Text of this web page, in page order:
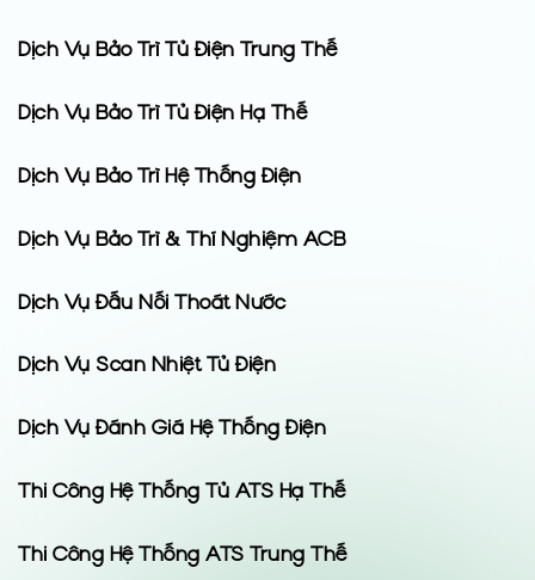
Dịch Vụ Bảo Trì Tủ Điện Trung Thế
Dịch Vụ Bảo Trì Tủ Điện Hạ Thế
Dịch Vụ Bảo Trì Hệ Thống Điện
Dịch Vụ Bảo Trì & Thí Nghiệm ACB
Dịch Vụ Đấu Nối Thoát Nước
Dịch Vụ Scan Nhiệt Tủ Điện
Dịch Vụ Đánh Giá Hệ Thống Điện
Thi Công Hệ Thống Tủ ATS Hạ Thế
Thi Công Hệ Thống ATS Trung Thế